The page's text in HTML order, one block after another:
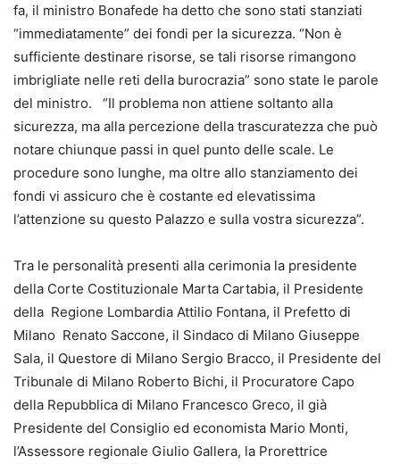
fa, il ministro Bonafede ha detto che sono stati stanziati
“immediatamente” dei fondi per la sicurezza. “Non è
sufficiente destinare risorse, se tali risorse rimangono
imbrigliate nelle reti della burocrazia” sono state le parole
del ministro. “Il problema non attiene soltanto alla
sicurezza, ma alla percezione della trascuratezza che può
notare chiunque passi in quel punto delle scale. Le
procedure sono lunghe, ma oltre allo stanziamento dei
fondi vi assicuro che è costante ed elevatissima
l’attenzione su questo Palazzo e sulla vostra sicurezza”.
Tra le personalità presenti alla cerimonia la presidente
della Corte Costituzionale Marta Cartabia, il Presidente
della Regione Lombardia Attilio Fontana, il Prefetto di
Milano Renato Saccone, il Sindaco di Milano Giuseppe
Sala, il Questore di Milano Sergio Bracco, il Presidente del
Tribunale di Milano Roberto Bichi, il Procuratore Capo
della Repubblica di Milano Francesco Greco, il già
Presidente del Consiglio ed economista Mario Monti,
l’Assessore regionale Giulio Gallera, la Prorettrice